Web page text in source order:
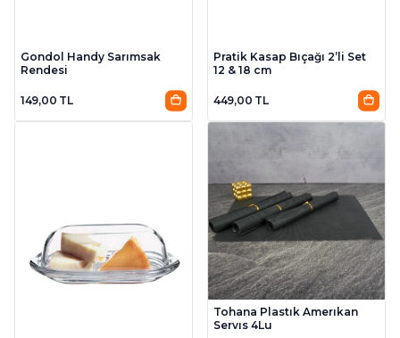
Gondol Handy Sarımsak
Rendesi
149,00 TL
Pratik Kasap Bıçağı 2’li Set
12 & 18 cm
449,00 TL
Tohana Plastık Amerıkan
Servıs 4Lu